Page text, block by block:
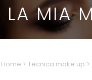
LA MIA
Home > Tecnica make up >